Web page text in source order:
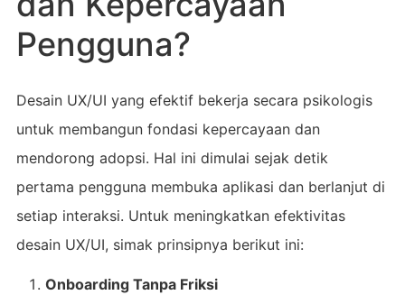
Pengguna?
Desain UX/UI yang efektif bekerja secara psikologis
untuk membangun fondasi kepercayaan dan
mendorong adopsi. Hal ini dimulai sejak detik
pertama pengguna membuka aplikasi dan berlanjut di
setiap interaksi. Untuk meningkatkan efektivitas
desain UX/UI, simak prinsipnya berikut ini:
Onboarding Tanpa Friksi